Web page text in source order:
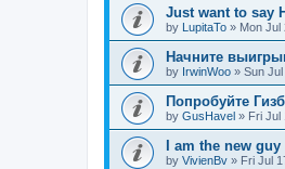
Just want to say
by LupitaTo » Mon Jul
Начните
by IrwinWoo » Sun
Попробуйте
by GusHavel » Fri Jul
I am the new guy
by VivienBv » Fri Jul